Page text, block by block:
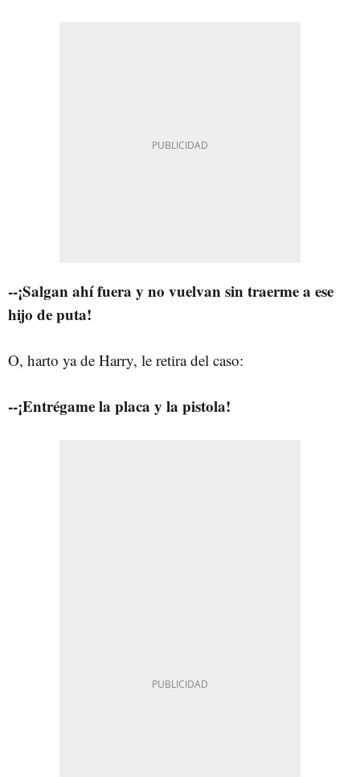
--¡Salgan ahí fuera y no vuelvan sin traerme a ese
hijo de puta!
O, harto ya de Harry, le retira del caso:
--¡Entrégame la placa y la pistola!